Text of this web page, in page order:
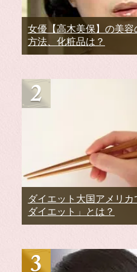
女優【高木美保】の美容
方法、化粧品は？
ダイエット大国アメリ
ダイエット」とは？